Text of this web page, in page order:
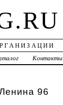
Контакты
96